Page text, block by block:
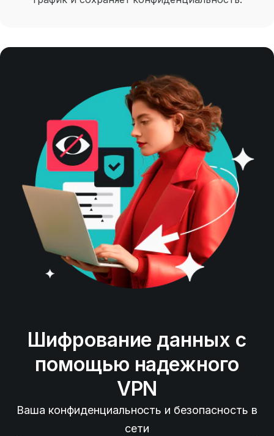
Шифрование данных с
помощью надежного
VPN
Ваша конфиденциальность и безопасность в
сети